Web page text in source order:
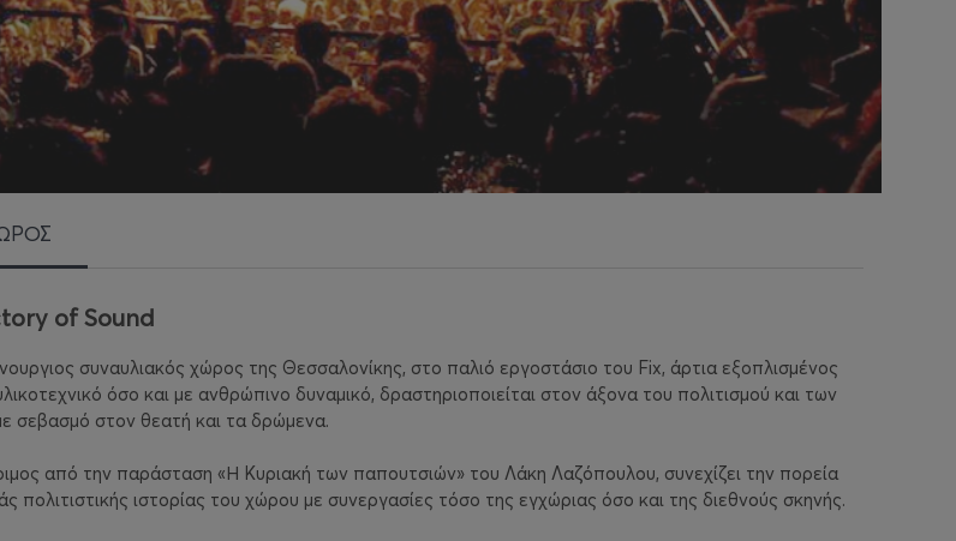
of Sound
συναυλιακός χώρος της Θεσσαλονίκης, στο παλιό εργοστάσιο του Fix, άρτια εξοπλισμένος
όσο και με ανθρώπινο δυναμικό, δραστηριοποιείται στον άξονα του πολιτισμού και των
σεβασμό στον θεατή και τα δρώμενα.
από την παράσταση «Η Κυριακή των παπουτσιών» του Λάκη Λαζόπουλου, συνεχίζει την πορεία
πολιτιστικής ιστορίας του χώρου με συνεργασίες τόσο της εγχώριας όσο και της διεθνoύς σκηνής.